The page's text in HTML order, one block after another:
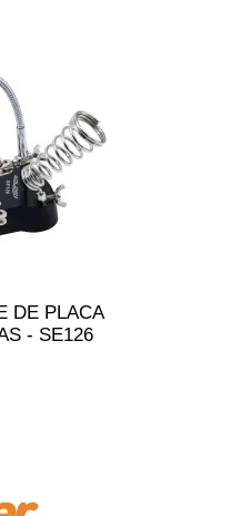
DE PLACA
- SE126